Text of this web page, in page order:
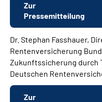
Zur
Pressemitteilung
Dr. Stephan Fasshauer,
Rentenversicherung
Zukunftssicherung durch
Deutschen
Zur